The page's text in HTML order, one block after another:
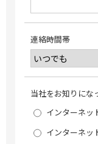
連絡時間帯
当社をお知りにな
インターネッ
インターネッ